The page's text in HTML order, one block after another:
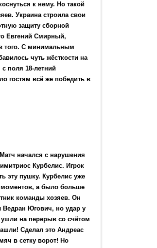
к нему. Но такой
Украина строила свои
защиту сборной
Евгений Смирный,
того. С минимальным
чуть жёсткости на
поля 18-летний
гостям всё же победить в
начался с нарушения
Курбелис. Игрок
эту пушку. Курбелис уже
моментов, а было больше
команды хозяев. Он
Югович, но удар у
на перерыв со счётом
Сделал это Андреас
в сетку ворот! Но